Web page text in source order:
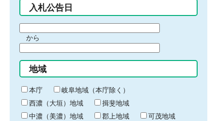
入札公告日
間
始
り
から
間
終
わ
り
地域
本庁
岐阜地域（本庁除く）
西濃（大垣）地域
揖斐地域
中濃（美濃）地域
郡上地域
可茂地域